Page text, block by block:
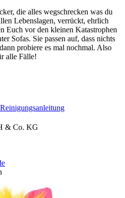
die alles wegschrecken was du
Lebenslagen, verrückt, ehrlich
Euch vor den kleinen Katastrophen
Sofas. Sie passen auf, dass nichts
probiere es mal nochmal. Also
alle Fälle!
& Co. KG